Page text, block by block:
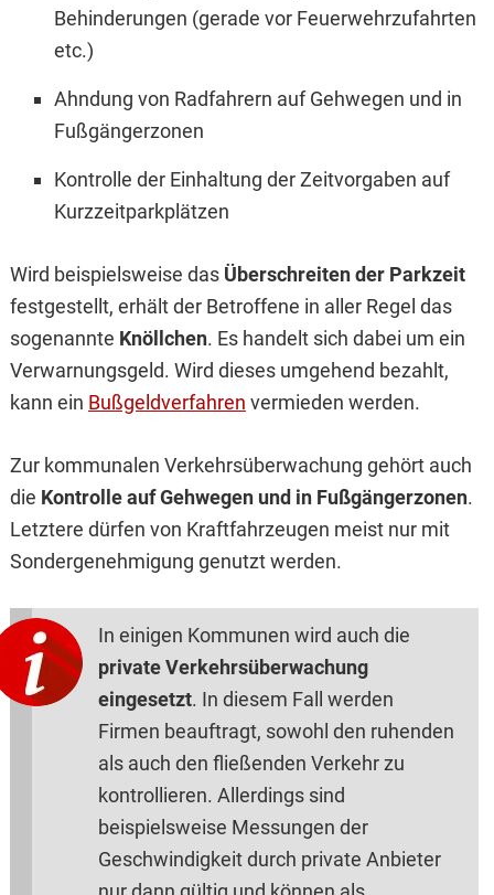
Behinderungen (gerade vor Feuerwehrzufahrten
etc.)
Ahndung von Radfahrern auf Gehwegen und in
Fußgängerzonen
Kontrolle der Einhaltung der Zeitvorgaben auf
Kurzzeitparkplätzen
Wird beispielsweise das Überschreiten der Parkzeit
festgestellt, erhält der Betroffene in aller Regel das
sogenannte Knöllchen. Es handelt sich dabei um ein
Verwarnungsgeld. Wird dieses umgehend bezahlt,
kann ein Bußgeldverfahren vermieden werden.
Zur kommunalen Verkehrsüberwachung gehört auch
die Kontrolle auf Gehwegen und in Fußgängerzonen.
Letztere dürfen von Kraftfahrzeugen meist nur mit
Sondergenehmigung genutzt werden.
In einigen Kommunen wird auch die
private Verkehrsüberwachung
eingesetzt. In diesem Fall werden
Firmen beauftragt, sowohl den ruhenden
als auch den fließenden Verkehr zu
kontrollieren. Allerdings sind
beispielsweise Messungen der
Geschwindigkeit durch private Anbieter